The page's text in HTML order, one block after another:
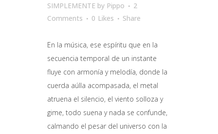
SIMPLEMENTE by Pippo
2
Comments
0 Likes Share
En la música, ese espíritu que en la
secuencia temporal de un instante
fluye con armonía y melodía, donde la
cuerda aúlla acompasada, el metal
atruena el silencio, el viento solloza y
gime, todo suena y nada se confunde,
calmando el pesar del universo con la